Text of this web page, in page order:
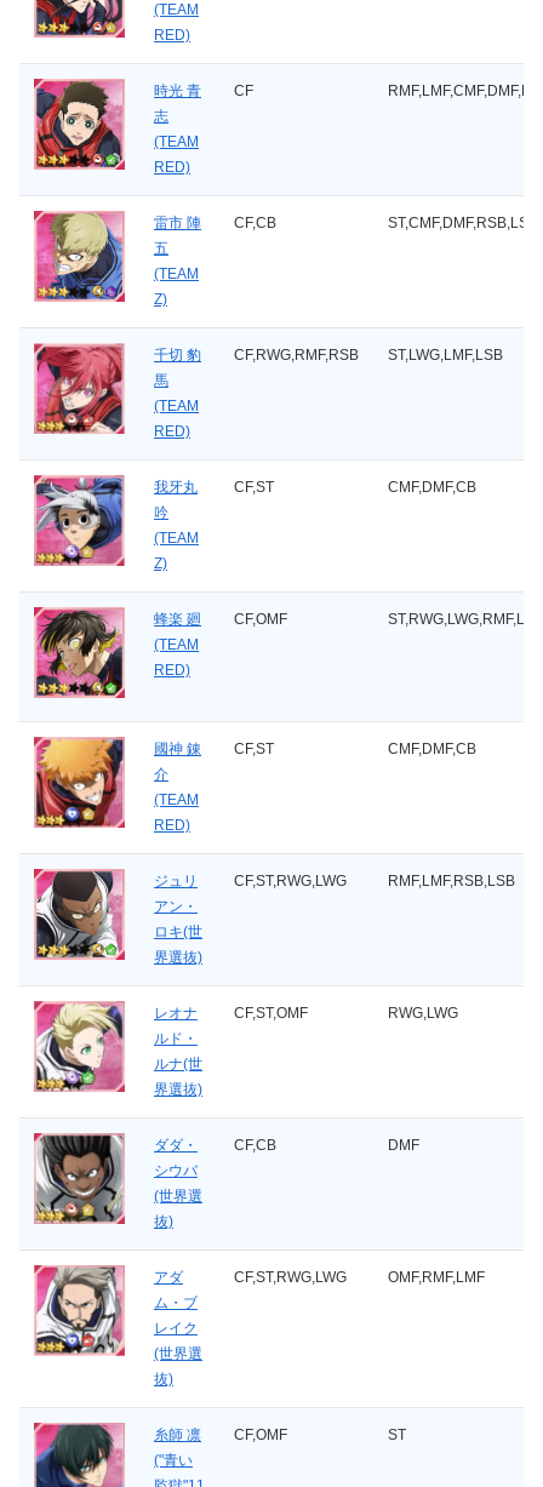
(TEAM
RED)
時光 青
志
(TEAM
RED)
CF
雷市 陣
五
(TEAM
Z)
CF,CB ST,CMF,DMF,RSB,LSB
千切 豹
馬
(TEAM
RED)
CF,RWG,RMF,RSB ST,LWG,LMF,LSB
我牙丸
吟
(TEAM
Z)
CF,ST CMF,DMF,CB
蜂楽 廻
(TEAM
RED)
CF,OMF
國神 錬
介
(TEAM
RED)
CF,ST CMF,DMF,CB
ジュリ
アン・
ロキ(世
界選抜)
CF,ST,RWG,LWG RMF,LMF,RSB,LSB
レオナ
ルド・
ルナ(世
界選抜)
CF,ST,OMF RWG,LWG
ダダ・
シウバ
(世界選
抜)
CF,CB DMF
アダ
ム・ブ
レイク
(世界選
抜)
CF,ST,RWG,LWG OMF,RMF,LMF
糸師 凛
("青い
CF,OMF ST